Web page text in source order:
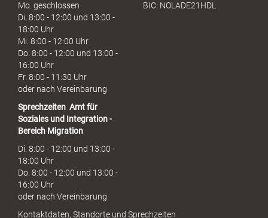
Mo. geschlossen
Di. 8:00 - 12:00 und 13:00 -
18:00 Uhr
Mi. 8:00 - 12:00 Uhr
Do. 8:00 - 12:00 und 13:00 -
16:00 Uhr
Fr. 8:00 - 11:30 Uhr
oder nach Vereinbarung
Sprechzeiten Amt für
Soziales und Integration -
Bereich Migration
Di. 8:00 - 12:00 und 13:00 -
18:00 Uhr
Do. 8:00 - 12:00 und 13:00 -
16:00 Uhr
oder nach Vereinbarung
BIC: NOLADE21HDL
Kontaktdaten, Standorte und Sprechzeiten